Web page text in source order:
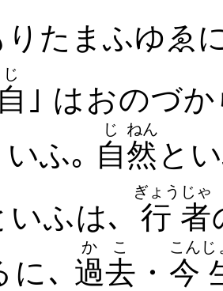
たまふ​ゆゑ
自
じ
｣ は​おのづ
いふ｡ 自
じ
然
ねん
と
ふは､
行
ぎょう
者
じゃ
に､ 過去
かこ
・ 今
こん じ